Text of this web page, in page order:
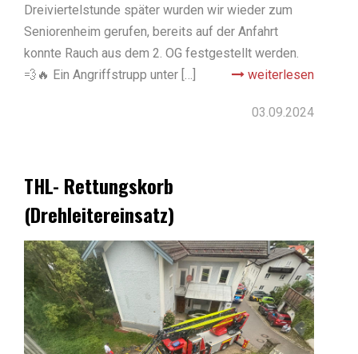
Dreiviertelstunde später wurden wir wieder zum
Seniorenheim gerufen, bereits auf der Anfahrt
konnte Rauch aus dem 2. OG festgestellt werden.
💨🔥 Ein Angriffstrupp unter […]
weiterlesen
03.09.2024
THL- Rettungskorb
(Drehleitereinsatz)